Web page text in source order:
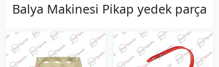
Balya Makinesi Pikap yedek parça